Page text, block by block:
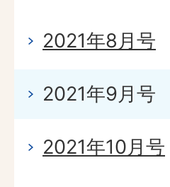
2021年8月号
2021年9月号
2021年10月号